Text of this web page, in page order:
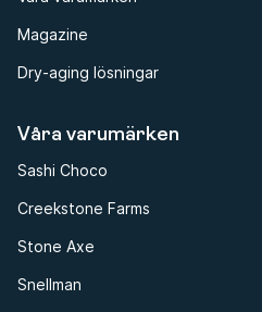
Magazine
Dry-aging lösningar
Våra varumärken
Sashi Choco
Creekstone Farms
Stone Axe
Snellman